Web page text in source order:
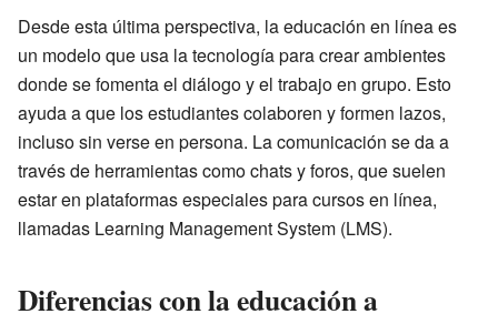
Desde esta última perspectiva, la educación en línea es
un modelo que usa la tecnología para crear ambientes
donde se fomenta el diálogo y el trabajo en grupo. Esto
ayuda a que los estudiantes colaboren y formen lazos,
incluso sin verse en persona. La comunicación se da a
través de herramientas como chats y foros, que suelen
estar en plataformas especiales para cursos en línea,
llamadas Learning Management System (LMS).
Diferencias con la educación a